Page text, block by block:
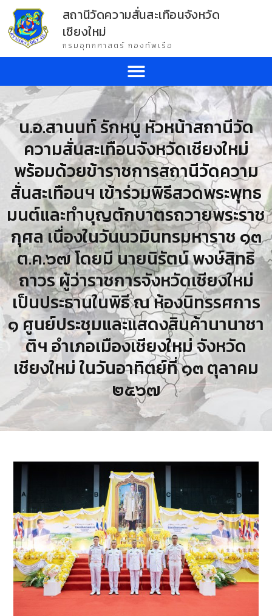
สถานีวัดความสั่นสะเทือนจังหวัด
เชียงใหม่
กรมอุทกศาสตร์ กองทัพเรือ
น.อ.สานนท์ รักหนู หัวหน้าสถานีวัด
ความสั่นสะเทือนจังหวัดเชียงใหม่
พร้อมด้วยข้าราชการสถานีวัดความ
สั่นสะเทือนฯ เข้าร่วมพิธีสวดพระพุทธ
มนต์และทำบุญตักบาตรถวายพระราช
กุศล เนื่องในวันนวมินทรมหาราช ๑๓
ต.ค.๖๗ โดยมี นายนิรัตน์ พงษ์สิทธิ
ถาวร ผู้ว่าราชการจังหวัดเชียงใหม่
เป็นประธานในพิธี ณ ห้องนิทรรศการ
๑ ศูนย์ประชุมและแสดงสินค้านานาชา
ติฯ อำเภอเมืองเชียงใหม่ จังหวัด
เชียงใหม่ ในวันอาทิตย์ที่ ๑๓ ตุลาคม
๒๕๖๗